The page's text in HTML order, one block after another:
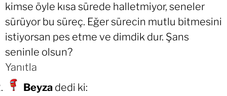
kimse öyle kısa sürede halletmiyor, seneler
sürüyor bu süreç. Eğer sürecin mutlu bitmesini
istiyorsan pes etme ve dimdik dur. Şans
seninle olsun?
Yanıtla
Beyza dedi ki: